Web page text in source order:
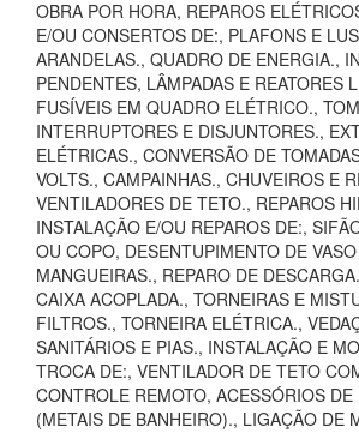
OBRA POR HORA, REPAROS
E/OU CONSERTOS DE:, PLAFONS E
ARANDELAS., QUADRO DE ENERGIA.,
PENDENTES, LÂMPADAS E REATORES
FUSÍVEIS EM QUADRO ELÉTRICO.,
INTERRUPTORES E DISJUNTORES.,
ELÉTRICAS., CONVERSÃO DE
VOLTS., CAMPAINHAS., CHUVEIROS E
VENTILADORES DE TETO., REPAROS
INSTALAÇÃO E/OU REPAROS DE:,
OU COPO, DESENTUPIMENTO DE
MANGUEIRAS., REPARO DE
CAIXA ACOPLADA., TORNEIRAS E
FILTROS., TORNEIRA ELÉTRICA.,
SANITÁRIOS E PIAS., INSTALAÇÃO E
TROCA DE:, VENTILADOR DE TETO
CONTROLE REMOTO, ACESSÓRIOS DE
(METAIS DE BANHEIRO)., LIGAÇÃO DE